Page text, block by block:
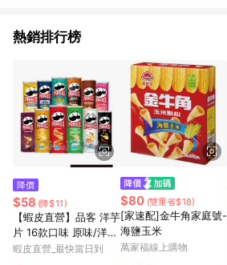
熱銷排行榜
降價
$58 (降$11)
【蝦皮直營】品客 洋芋
片 16款口味 原味/洋
蔥/披薩/起司 薯片 餅
蝦皮直營_最快當日到
$80 (雙重省$18)
[家速配]金牛角家庭號-
海鹽玉米
萬家福線上購物